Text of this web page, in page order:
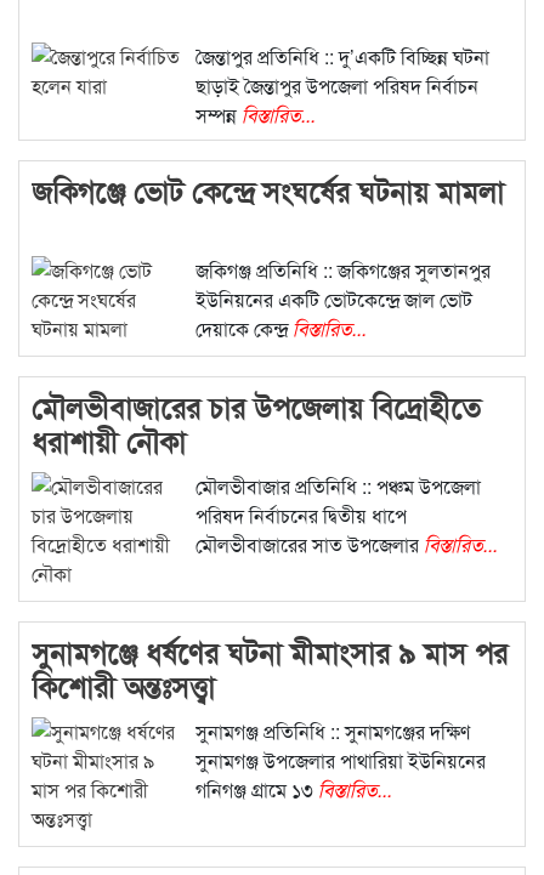
জৈন্তাপুর প্রতিনিধি :: দু’একটি বিচ্ছিন্ন ঘটনা
ছাড়াই জৈন্তাপুর উপজেলা পরিষদ নির্বাচন
সম্পন্ন বিস্তারিত...
জকিগঞ্জে ভোট কেন্দ্রে সংঘর্ষের ঘটনায় মামলা
জকিগঞ্জ প্রতিনিধি :: জকিগঞ্জের সুলতানপুর
ইউনিয়নের একটি ভোটকেন্দ্রে জাল ভোট
দেয়াকে কেন্দ্রবিস্তারিত...
মৌলভীবাজারের চার উপজেলায় বিদ্রোহীতে
ধরাশায়ী নৌকা
মৌলভীবাজার প্রতিনিধি :: পঞ্চম উপজেলা
পরিষদ নির্বাচনের দ্বিতীয় ধাপে
মৌলভীবাজারের সাত উপজেলার বিস্তারিত...
সুনামগঞ্জে ধর্ষণের ঘটনা মীমাংসার ৯ মাস পর
কিশোরী অন্তঃসত্ত্বা
সুনামগঞ্জ প্রতিনিধি :: সুনামগঞ্জের দক্ষিণ
সুনামগঞ্জ উপজেলার পাথারিয়া ইউনিয়নের
গনিগঞ্জ গ্রামে ১৩ বিস্তারিত...